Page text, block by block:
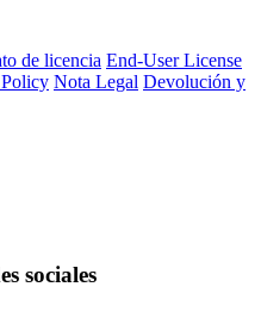
de licencia End-User License
Nota Legal Devolución y
sociales